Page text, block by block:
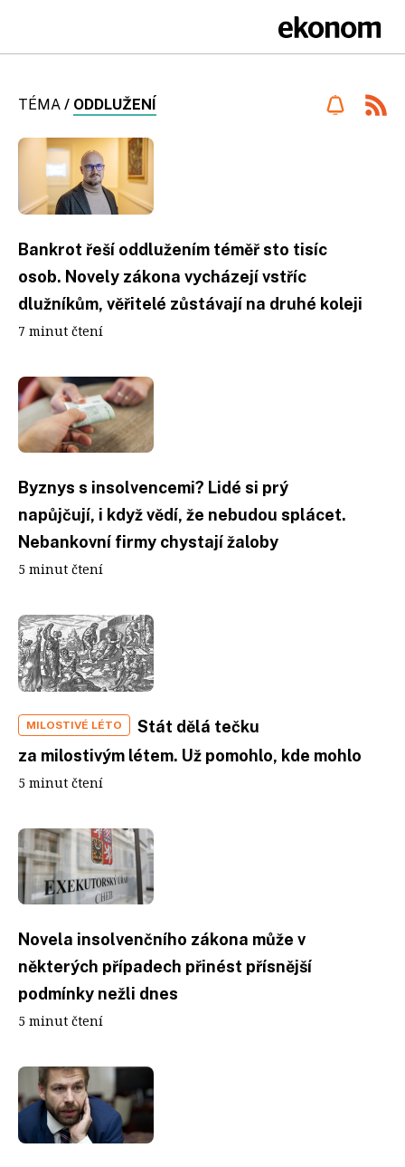
TÉMA / ODDLUŽENÍ
Bankrot řeší oddlužením téměř sto tisíc
osob. Novely zákona vycházejí vstříc
dlužníkům, věřitelé zůstávají na druhé koleji
7 minut čtení
Byznys s insolvencemi? Lidé si prý
napůjčují, i když vědí, že nebudou splácet.
Nebankovní firmy chystají žaloby
5 minut čtení
MILOSTIVÉ LÉTO
Stát dělá tečku
za milostivým létem. Už pomohlo, kde mohlo
5 minut čtení
Novela insolvenčního zákona může v
některých případech přinést přísnější
podmínky nežli dnes
5 minut čtení